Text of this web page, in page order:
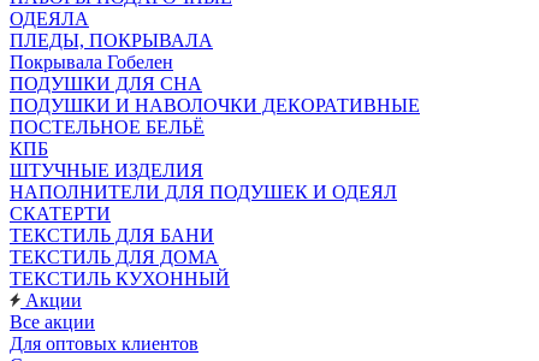
ОДЕЯЛА
ПЛЕДЫ, ПОКРЫВАЛА
Покрывала Гобелен
ПОДУШКИ ДЛЯ СНА
ПОДУШКИ И НАВОЛОЧКИ ДЕКОРАТИВНЫЕ
ПОСТЕЛЬНОЕ БЕЛЬЁ
КПБ
ШТУЧНЫЕ ИЗДЕЛИЯ
НАПОЛНИТЕЛИ ДЛЯ ПОДУШЕК И ОДЕЯЛ
СКАТЕРТИ
ТЕКСТИЛЬ ДЛЯ БАНИ
ТЕКСТИЛЬ ДЛЯ ДОМА
ТЕКСТИЛЬ КУХОННЫЙ
Акции
Все акции
Для оптовых клиентов